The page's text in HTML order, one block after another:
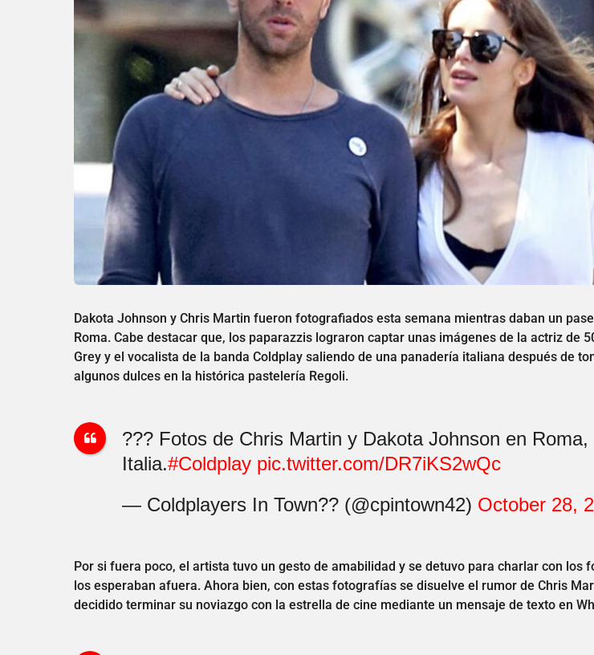
Dakota Johnson y Chris Martin fueron fotografiados esta semana mientras daban un
Roma. Cabe destacar que, los paparazzis lograron captar unas imágenes de la actriz de
Grey y el vocalista de la banda Coldplay saliendo de una panadería italiana después de
algunos dulces en la histórica pastelería Regoli.
??? Fotos de Chris Martin y Dakota Johnson en Roma,
Italia.#Coldplay pic.twitter.com/DR7iKS2wQc
— Coldplayers In Town?? (@cpintown42) October 28,
Por si fuera poco, el artista tuvo un gesto de amabilidad y se detuvo para charlar con los
los esperaban afuera. Ahora bien, con estas fotografías se disuelve el rumor de Chris
decidido terminar su noviazgo con la estrella de cine mediante un mensaje de texto en